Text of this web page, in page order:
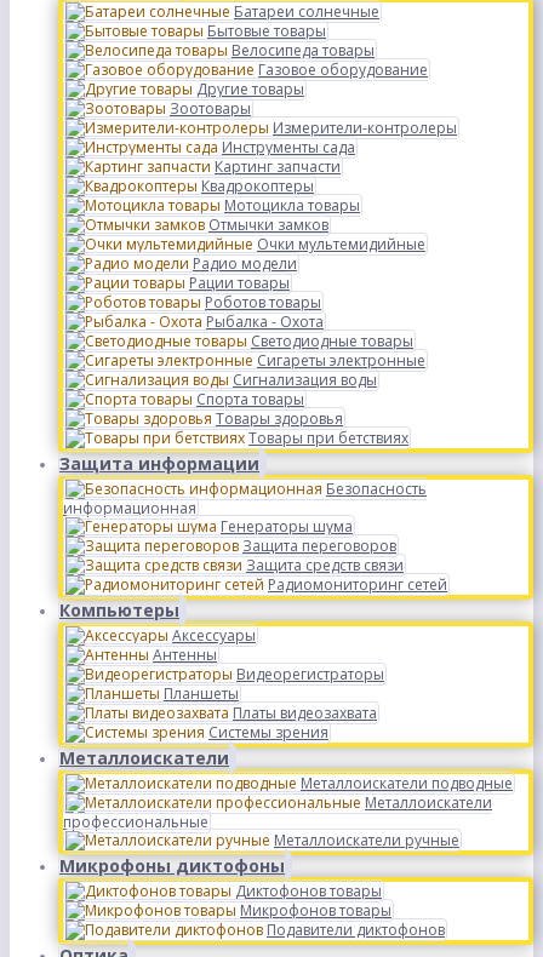
Батареи солнечные
Бытовые товары
Велосипеда товары
Газовое оборудование
Другие товары
Зоотовары
Измерители-контролеры
Инструменты сада
Картинг запчасти
Квадрокоптеры
Мотоцикла товары
Отмычки замков
Очки мультемидийные
Радио модели
Рации товары
Роботов товары
Рыбалка - Охота
Светодиодные товары
Сигареты электронные
Сигнализация воды
Спорта товары
Товары здоровья
Товары при бетствиях
Защита информации
Безопасность
информационная
Генераторы шума
Защита переговоров
Защита средств связи
Радиомониторинг сетей
Компьютеры
Аксессуары
Антенны
Видеорегистраторы
Планшеты
Платы видеозахвата
Системы зрения
Металлоискатели
Металлоискатели подводные
Металлоискатели
профессиональные
Металлоискатели ручные
Микрофоны диктофоны
Диктофонов товары
Микрофонов товары
Подавители диктофонов